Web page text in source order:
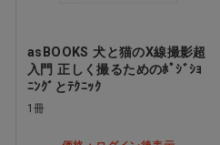
asBOOKS 犬と猫のX線撮影超
入門 正しく撮るためのﾎﾟｼﾞｼｮ
ﾆﾝｸﾞとﾃｸﾆｯｸ
1冊